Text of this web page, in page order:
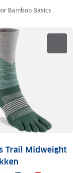
Bamboo Basics
Trail Midweight